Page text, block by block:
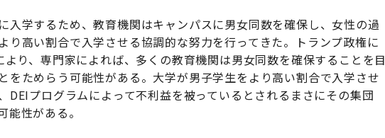
入学するため、教育機関はキャンパスに男女同数を確保し、女性の過
り高い割合で入学させる協調的な努力を行ってきた。トランプ政権に
り、専門家によれば、多くの教育機関は男女同数を確保することを目
をためらう可能性がある。大学が男子学生をより高い割合で入学させ
DEIプログラムによって不利益を被っているとされるまさにその集団
性がある。